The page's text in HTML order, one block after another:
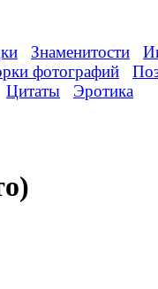
Знаменитости
фотографий
Цитаты Эротика